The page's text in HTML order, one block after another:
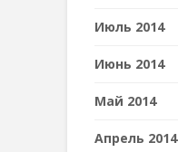
Июль 2014
Июнь 2014
Май 2014
Апрель 2014